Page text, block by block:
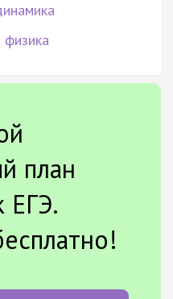
план
ЕГЭ.